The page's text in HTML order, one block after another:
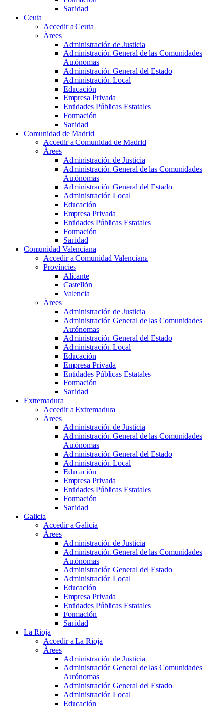
Sanidad
Ceuta
Accedir a Ceuta
Àrees
Administración de Justicia
Administración General de las Comunidades
Autónomas
Administración General del Estado
Administración Local
Educación
Empresa Privada
Entidades Públicas Estatales
Formación
Sanidad
Comunidad de Madrid
Accedir a Comunidad de Madrid
Àrees
Administración de Justicia
Administración General de las Comunidades
Autónomas
Administración General del Estado
Administración Local
Educación
Empresa Privada
Entidades Públicas Estatales
Formación
Sanidad
Comunidad Valenciana
Accedir a Comunidad Valenciana
Províncies
Alicante
Castellón
Valencia
Àrees
Administración de Justicia
Administración General de las Comunidades
Autónomas
Administración General del Estado
Administración Local
Educación
Empresa Privada
Entidades Públicas Estatales
Formación
Sanidad
Extremadura
Accedir a Extremadura
Àrees
Administración de Justicia
Administración General de las Comunidades
Autónomas
Administración General del Estado
Administración Local
Educación
Empresa Privada
Entidades Públicas Estatales
Formación
Sanidad
Galicia
Accedir a Galicia
Àrees
Administración de Justicia
Administración General de las Comunidades
Autónomas
Administración General del Estado
Administración Local
Educación
Empresa Privada
Entidades Públicas Estatales
Formación
Sanidad
La Rioja
Accedir a La Rioja
Àrees
Administración de Justicia
Administración General de las Comunidades
Autónomas
Administración General del Estado
Administración Local
Educación